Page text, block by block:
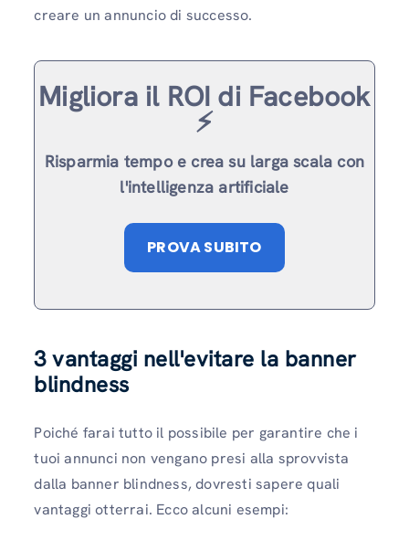
creare un annuncio di successo.
Migliora il ROI di Facebook
⚡️
Risparmia tempo e crea su larga scala con
l'intelligenza artificiale
PROVA SUBITO
3 vantaggi nell'evitare la banner
blindness
Poiché farai tutto il possibile per garantire che i
tuoi annunci non vengano presi alla sprovvista
dalla banner blindness, dovresti sapere quali
vantaggi otterrai. Ecco alcuni esempi: